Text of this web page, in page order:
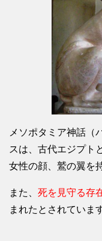
メソポタミア神話（
スは、古代エジプト
女性の顔、鷲の翼を
また、 死を見守る存
まれたとされていま